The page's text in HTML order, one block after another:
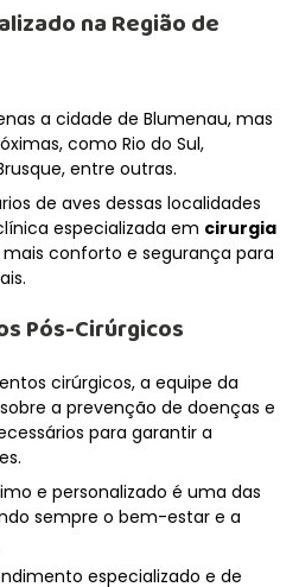
na Região de
a cidade de Blumenau, mas
como Rio do Sul,
entre outras.
de aves dessas localidades
especializada em cirurgia
conforto e segurança para
Pós-Cirúrgicos
cirúrgicos, a equipe da
a prevenção de doenças e
para garantir a
e personalizado é uma das
sempre o bem-estar e a
especializado e de